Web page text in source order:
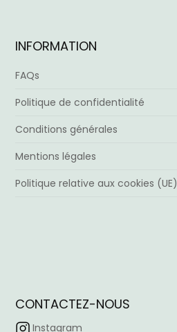
INFORMATION
FAQs
Politique de confidentialité
Conditions générales
Mentions légales
Politique relative aux cookies (UE)
CONTACTEZ-NOUS
Instagram